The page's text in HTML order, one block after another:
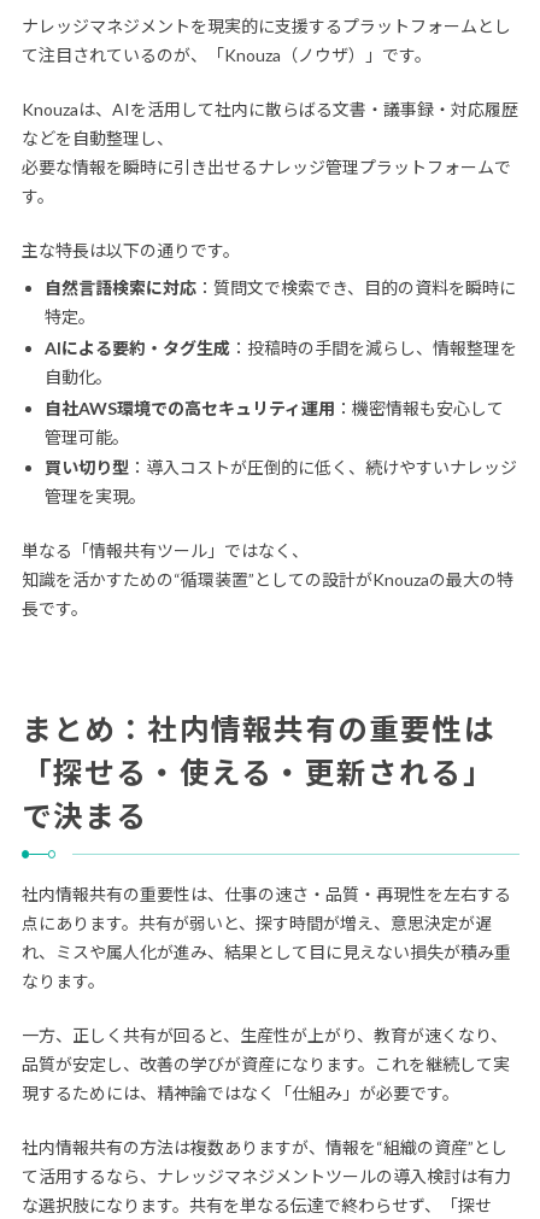
ナレッジマネジメントを現実的に支援するプラットフォームとし
て注目されているのが、「Knouza（ノウザ）」です。
Knouzaは、AIを活用して社内に散らばる文書・議事録・対応履歴
などを自動整理し、
必要な情報を瞬時に引き出せるナレッジ管理プラットフォームで
す。
主な特長は以下の通りです。
自然言語検索に対応：質問文で検索でき、目的の資料を瞬時に
特定。
AIによる要約・タグ生成：投稿時の手間を減らし、情報整理を
自動化。
自社AWS環境での高セキュリティ運用 ：機密情報も安心して
管理可能。
買い切り型：導入コストが圧倒的に低く、続けやすいナレッジ
管理を実現。
単なる「情報共有ツール」ではなく、
知識を活かすための“循環装置”としての設計がKnouzaの最大の特
長です。
まとめ：社内情報共有の重要性は
「探せる・使える・更新される」
で決まる
社内情報共有の重要性は、仕事の速さ・品質・再現性を左右する
点にあります。共有が弱いと、探す時間が増え、意思決定が遅
れ、ミスや属人化が進み、結果として目に見えない損失が積み重
なります。
一方、正しく共有が回ると、生産性が上がり、教育が速くなり、
品質が安定し、改善の学びが資産になります。これを継続して実
現するためには、精神論ではなく「仕組み」が必要です。
社内情報共有の方法は複数ありますが、情報を“組織の資産”とし
て活用するなら、ナレッジマネジメントツールの導入検討は有力
な選択肢になります。共有を単なる伝達で終わらせず、「探せ